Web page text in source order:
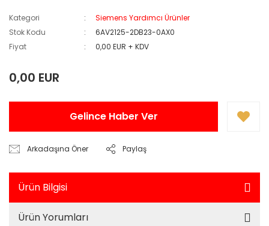
Kategori
Siemens Yardımcı Ürünler
Stok Kodu
6AV2125-2DB23-0AX0
Fiyat
0,00 EUR + KDV
0,00 EUR
Gelince Haber Ver
Arkadaşına Öner Paylaş
Ürün Bilgisi
Ürün Yorumları